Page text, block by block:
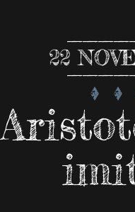
22